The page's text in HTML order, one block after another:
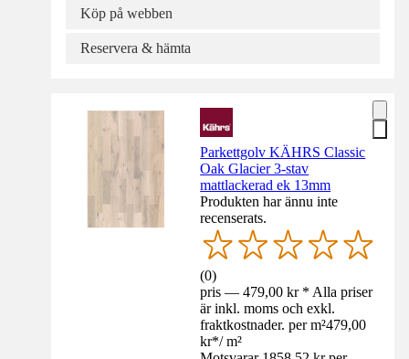
Köp på webben
Reservera & hämta
Parkettgolv KÄHRS Classic
Oak Glacier 3-stav
mattlackerad ek 13mm
Produkten har ännu inte
recenserats.
(0)
pris — 479,00 kr * Alla priser
är inkl. moms och exkl.
fraktkostnader. per m²479,00
kr*/ m²